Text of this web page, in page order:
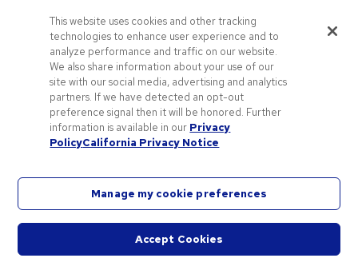
Försäljningsvillkor
Karriärer på Pens.com
Erbjudanden och resurser
Profilprodukter
Kampanjkoder och kuponger
Konstverk tips
National Pen Company. Med ensamrätt. Pens.com och dess logotyp är varumärken
chatt
This website uses cookies and other tracking
technologies to enhance user experience and to
analyze performance and traffic on our website.
We also share information about your use of our
site with our social media, advertising and analytics
partners. If we have detected an opt-out
preference signal then it will be honored. Further
information is available in our Privacy
PolicyCalifornia Privacy Notice
Manage my cookie preferences
Accept Cookies